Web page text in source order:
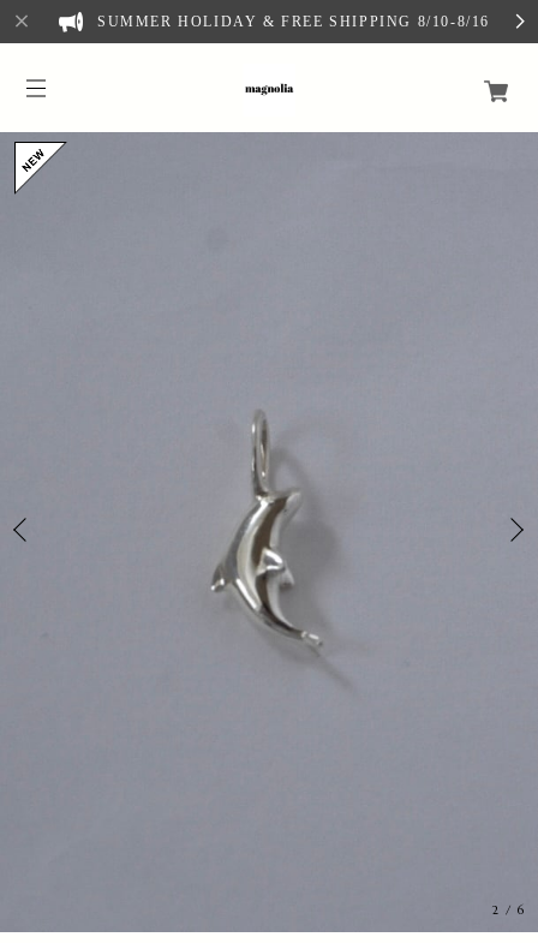
SUMMER HOLIDAY & FREE SHIPPING 8/10-8/16
3 /6